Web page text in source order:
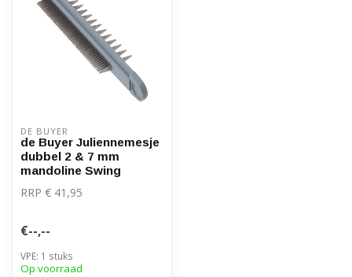
DE BUYER
de Buyer Juliennemesje
dubbel 2 & 7 mm
mandoline Swing
RRP € 41,95
€--,--
VPE: 1 stuks
Op voorraad